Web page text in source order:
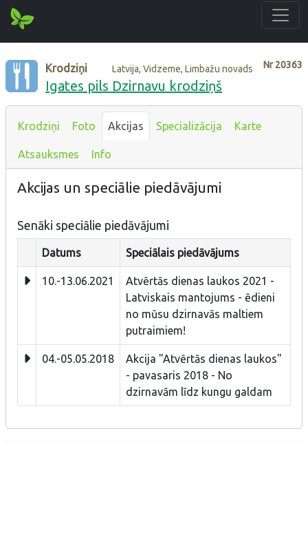
Nr20363
Krodziņi Latvija, Vidzeme, Limbažu novads
Igates pils Dzirnavu krodziņš
Krodziņi Foto Akcijas Specializācija Karte
Atsauksmes Info
Akcijas un speciālie piedāvājumi
Senāki speciālie piedāvājumi
Datums Speciālais piedāvājums
10.-13.06.2021
Atvērtās dienas laukos 2021 -
Latviskais mantojums - ēdieni
no mūsu dzirnavās maltiem
putraimiem!
04.-05.05.2018
Akcija "Atvērtās dienas laukos"
- pavasaris 2018 - No
dzirnavām līdz kungu galdam